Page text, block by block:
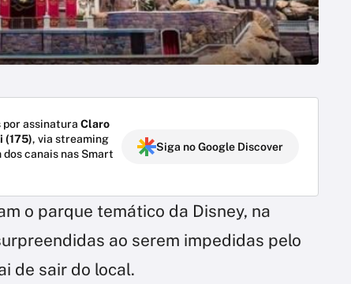
por assinatura Claro
(175), via streaming
dos canais nas Smart
Siga no Google Discover
o parque temático da Disney, na
ao serem impedidas pelo
de sair do local.